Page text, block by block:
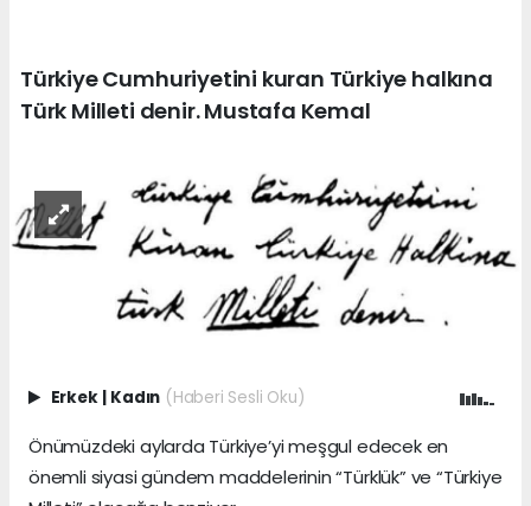
Türkiye Cumhuriyetini kuran Türkiye halkına
Türk Milleti denir. Mustafa Kemal
Erkek | Kadın (Haberi Sesli Oku)
Önümüzdeki aylarda Türkiye’yi meşgul edecek en
önemli siyasi gündem maddelerinin “Türklük” ve “Türkiye